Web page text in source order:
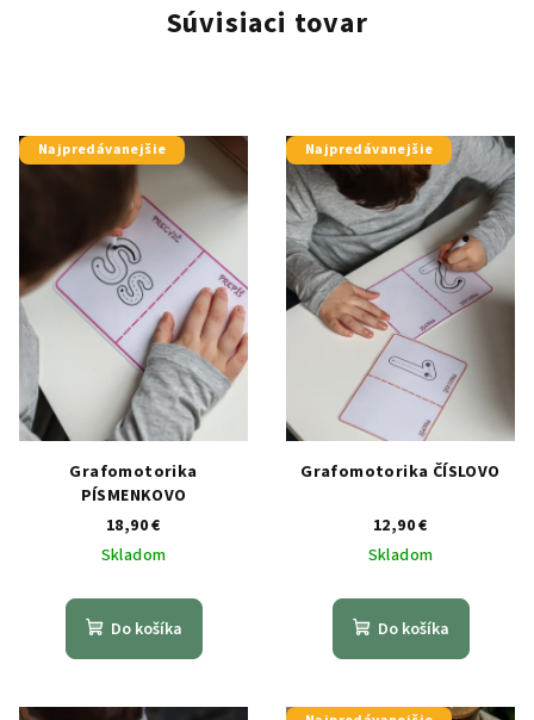
Súvisiaci tovar
Najpredávanejšie
Grafomotorika
PÍSMENKOVO
18,90 €
Skladom
Do košíka
Najpredávanejšie
Grafomotorika ČÍSLOVO
12,90 €
Skladom
Do košíka